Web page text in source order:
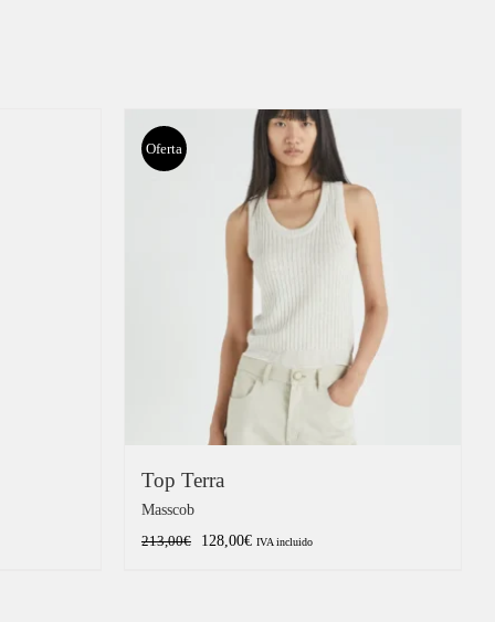
Oferta
Top Terra
Masscob
213,00€
El
128,00€ElIVA incluido